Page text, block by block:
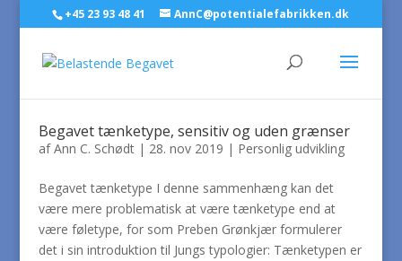
+45 23 93 48 41 AnnC@potentialefabrikken.dk
Begavet tænketype, sensitiv og uden grænser
afAnn C. Schødt| 28. nov 2019 | Personlig udvikling
Begavet tænketype I denne sammenhæng kan det
være mere problematisk at være tænketype end at
være føletype, for som Preben Grønkjær formulerer
det i sin introduktion til Jungs typologier: Tænketypen er